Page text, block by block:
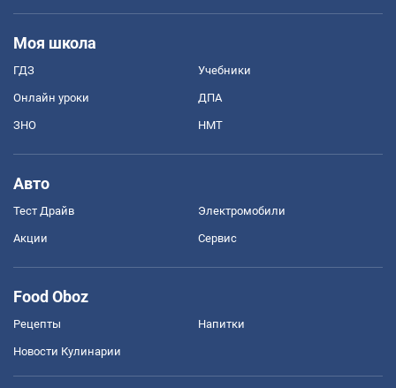
Моя школа
ГДЗ Учебники
Онлайн уроки ДПА
ЗНО НМТ
Авто
Тест Драйв Электромобили
Акции Сервис
Food Oboz
Рецепты Напитки
Новости Кулинарии